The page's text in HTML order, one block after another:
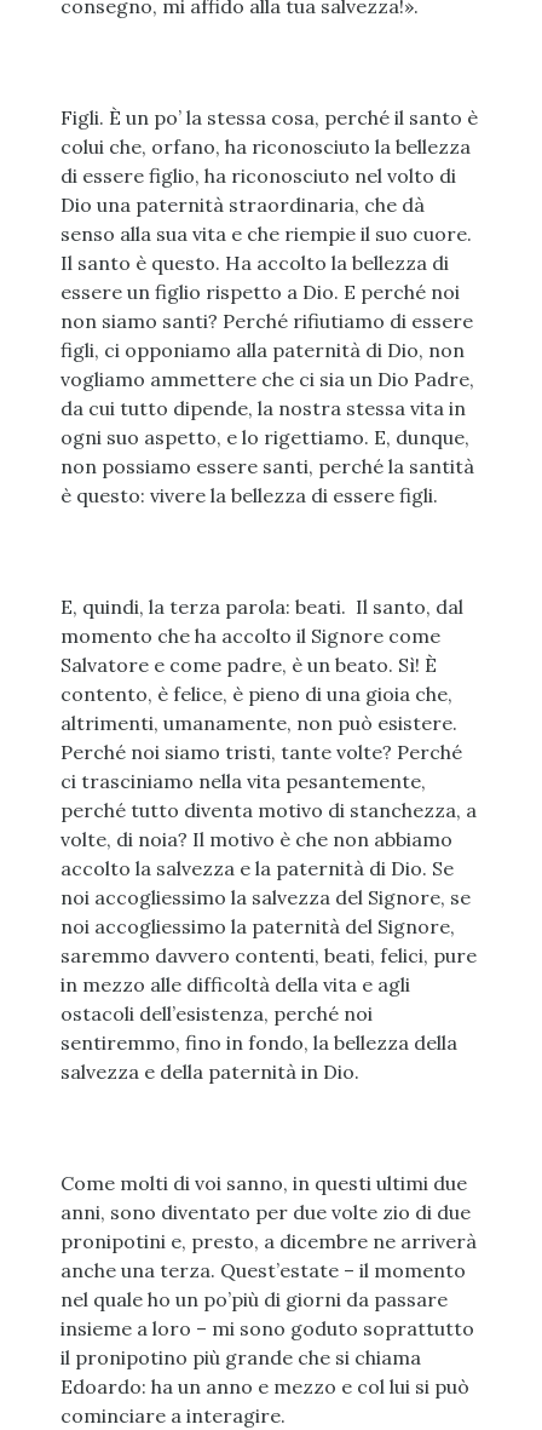
consegno, mi affido alla tua salvezza!».
Figli. È un po’ la stessa cosa, perché il santo è
colui che, orfano, ha riconosciuto la bellezza
di essere figlio, ha riconosciuto nel volto di
Dio una paternità straordinaria, che dà
senso alla sua vita e che riempie il suo cuore.
Il santo è questo. Ha accolto la bellezza di
essere un figlio rispetto a Dio. E perché noi
non siamo santi? Perché rifiutiamo di essere
figli, ci opponiamo alla paternità di Dio, non
vogliamo ammettere che ci sia un Dio Padre,
da cui tutto dipende, la nostra stessa vita in
ogni suo aspetto, e lo rigettiamo. E, dunque,
non possiamo essere santi, perché la santità
è questo: vivere la bellezza di essere figli.
E, quindi, la terza parola: beati. Il santo, dal
momento che ha accolto il Signore come
Salvatore e come padre, è un beato. Sì! È
contento, è felice, è pieno di una gioia che,
altrimenti, umanamente, non può esistere.
Perché noi siamo tristi, tante volte? Perché
ci trasciniamo nella vita pesantemente,
perché tutto diventa motivo di stanchezza, a
volte, di noia? Il motivo è che non abbiamo
accolto la salvezza e la paternità di Dio. Se
noi accogliessimo la salvezza del Signore, se
noi accogliessimo la paternità del Signore,
saremmo davvero contenti, beati, felici, pure
in mezzo alle difficoltà della vita e agli
ostacoli dell’esistenza, perché noi
sentiremmo, fino in fondo, la bellezza della
salvezza e della paternità in Dio.
Come molti di voi sanno, in questi ultimi due
anni, sono diventato per due volte zio di due
pronipotini e, presto, a dicembre ne arriverà
anche una terza. Quest’estate – il momento
nel quale ho un po’più di giorni da passare
insieme a loro – mi sono goduto soprattutto
il pronipotino più grande che si chiama
Edoardo: ha un anno e mezzo e col lui si può
cominciare a interagire.